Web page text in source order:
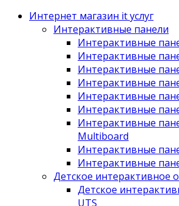
Интернет магазин it услуг
Интерактивные панели
Интерактивные
Интерактивные
Интерактивные
Интерактивные
Интерактивные
Интерактивные
Интерактивные
Multiboard
Интерактивные
Интерактивные
Детское интерактивное
Детское
UTS